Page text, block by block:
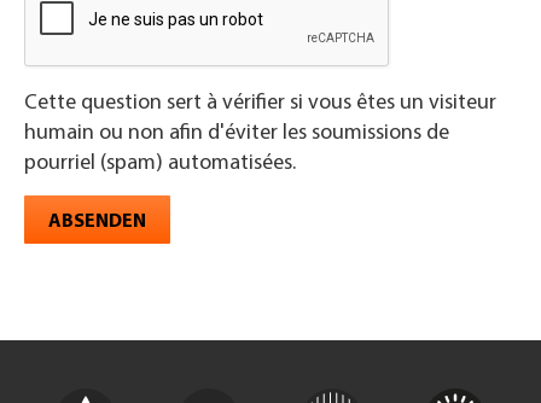
Cette question sert à vérifier si vous êtes un visiteur
humain ou non afin d'éviter les soumissions de
pourriel (spam) automatisées.
ABSENDEN